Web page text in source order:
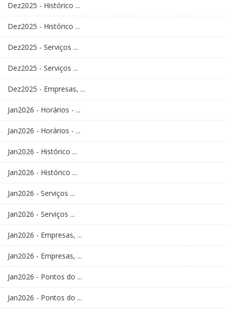
Dez2025 - Histórico ...
Dez2025 - Histórico ...
Dez2025 - Serviços ...
Dez2025 - Serviços ...
Dez2025 - Empresas, ...
Jan2026 - Horários - ...
Jan2026 - Horários - ...
Jan2026 - Histórico ...
Jan2026 - Histórico ...
Jan2026 - Serviços ...
Jan2026 - Serviços ...
Jan2026 - Empresas, ...
Jan2026 - Empresas, ...
Jan2026 - Pontos do ...
Jan2026 - Pontos do ...